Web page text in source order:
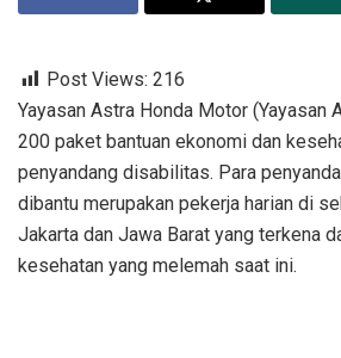
Post Views: 216
Yayasan Astra Honda Motor (Yayasan
200 paket bantuan ekonomi dan
penyandang disabilitas. Para
dibantu merupakan pekerja harian di
Jakarta dan Jawa Barat yang terkena
kesehatan yang melemah saat ini.